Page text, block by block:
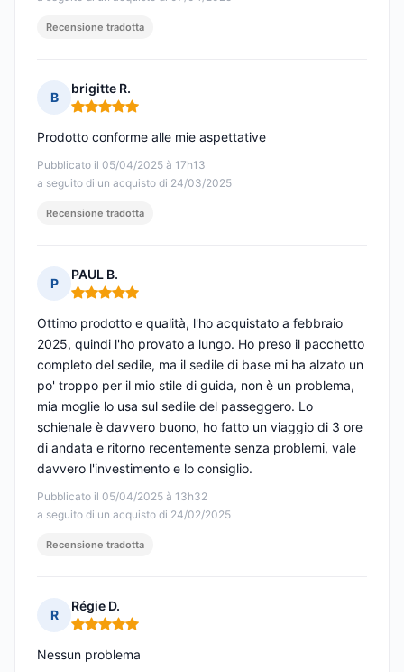
Recensione tradotta
B
brigitte R.
Nota: 5 su 5
Pubblicato il 05/04/2025 à 17h13
a seguito di un acquisto di 24/03/2025
Prodotto conforme alle mie aspettative
Recensione tradotta
P
PAUL B.
Nota: 5 su 5
Pubblicato il 05/04/2025 à 13h32
a seguito di un acquisto di 24/02/2025
Ottimo prodotto e qualità, l'ho acquistato a febbraio
2025, quindi l'ho provato a lungo. Ho preso il pacchetto
completo del sedile, ma il sedile di base mi ha alzato un
po' troppo per il mio stile di guida, non è un problema,
mia moglie lo usa sul sedile del passeggero. Lo
schienale è davvero buono, ho fatto un viaggio di 3 ore
di andata e ritorno recentemente senza problemi, vale
davvero l'investimento e lo consiglio.
Recensione tradotta
R
Régie D.
Nota: 5 su 5
Nessun problema